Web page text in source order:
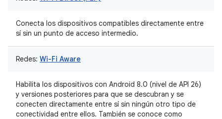
Conecta los dispositivos compatibles directamente entre
sí sin un punto de acceso intermedio.
Redes: Wi-Fi Aware
Habilita los dispositivos con Android 8.0 (nivel de API 26)
y versiones posteriores para que se descubran y se
conecten directamente entre sí sin ningún otro tipo de
conectividad entre ellos. También se conoce como